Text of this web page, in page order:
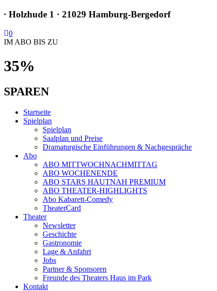
∙ Holzhude 1 · 21029 Hamburg-Bergedorf
0
IM ABO BIS ZU
35%
SPAREN
Startseite
Spielplan
Spielplan
Saalplan und Preise
Dramaturgische Einführungen & Nachgespräche
Abo
ABO MITTWOCHNACHMITTAG
ABO WOCHENENDE
ABO STARS HAUTNAH PREMIUM
ABO THEATER-HIGHLIGHTS
Abo Kabarett-Comedy
TheaterCard
Theater
Newsletter
Geschichte
Gastronomie
Lage & Anfahrt
Jobs
Partner & Sponsoren
Freunde des Theaters Haus im Park
Kontakt